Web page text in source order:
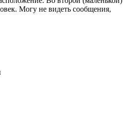
Могу не видеть сообщения,